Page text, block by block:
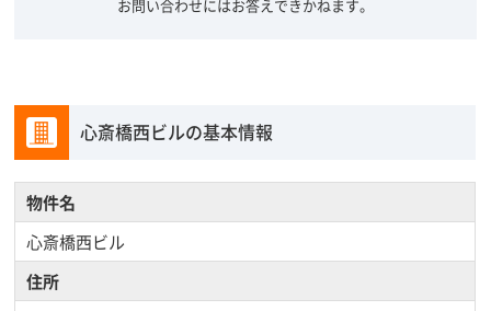
お問い合わせにはお答えできかねます。
心斎橋西ビルの基本情報
物件名
心斎橋西ビル
住所